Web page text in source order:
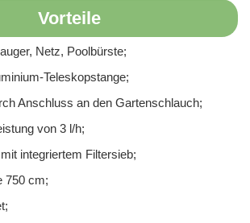
Vorteile
Netz, Poolbürste;
Teleskopstange;
Anschluss an den Gartenschlauch;
von 3 l/h;
integriertem Filtersieb;
750 cm;